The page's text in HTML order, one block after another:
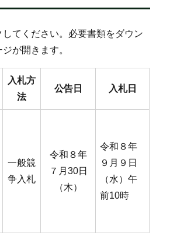
てください。必要書類をダウン
が開きます。
入札方
法
公告日 入札日
一般競
争入札
令和８年
７月30日
（木）
令和８年
９月９日
（水）午
前10時